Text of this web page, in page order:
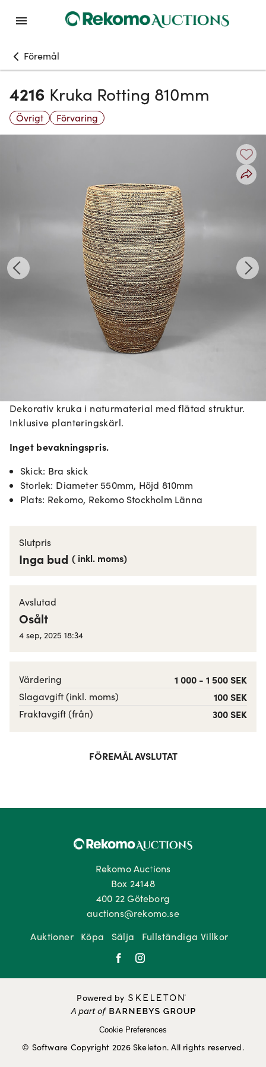
Föremål
4216 Kruka Rotting 810mm
Övrigt Förvaring
Dekorativ kruka i naturmaterial med flätad struktur.
Inklusive planteringskärl.
Inget bevakningspris.
Skick: Bra skick
Storlek: Diameter 550mm, Höjd 810mm
Plats: Rekomo, Rekomo Stockholm Länna
Slutpris
Inga bud ( inkl. moms)
Avslutad
Osålt
4 sep, 2025 18:34
Värdering 1 000 - 1 500 SEK
Slagavgift (inkl. moms) 100 SEK
Fraktavgift (från) 300 SEK
FÖREMÅL AVSLUTAT
Rekomo Auctions
Box 24148
400 22 Göteborg
auctions@rekomo.se
Auktioner
Köpa Sälja Fullständiga Villkor
Powered by
Cookie Preferences
© Software Copyright 2026 Skeleton. All rights reserved.